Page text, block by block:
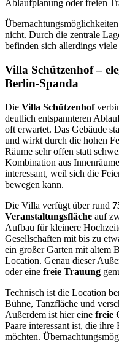
Ablaufplanung oder freien
nicht. Durch die zentrale
befinden sich allerdings
Villa Schützenhof –
Berlin-Spanda
Die Villa Schützenhof
deutlich entspannteren
oft erwartet. Das Gebäude
und wirkt durch die hohen
Räume sehr offen statt
Kombination aus
interessant, weil sich die
bewegen kann.
Die Villa verfügt über rund
Veranstaltungsfläche auf
Aufbau für kleinere
Gesellschaften mit bis zu
ein großer Garten mit altem
Location. Genau dieser
oder eine freie Trauung
Technisch ist die Location
Bühne, Tanzfläche und
Außerdem ist hier eine freie
Paare interessant ist, die
möchten.